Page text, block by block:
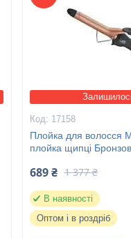
17158
Плойка для волосся
плойка щипці
689 ₴ 1 377 ₴
В наявності
Оптом і в роздріб